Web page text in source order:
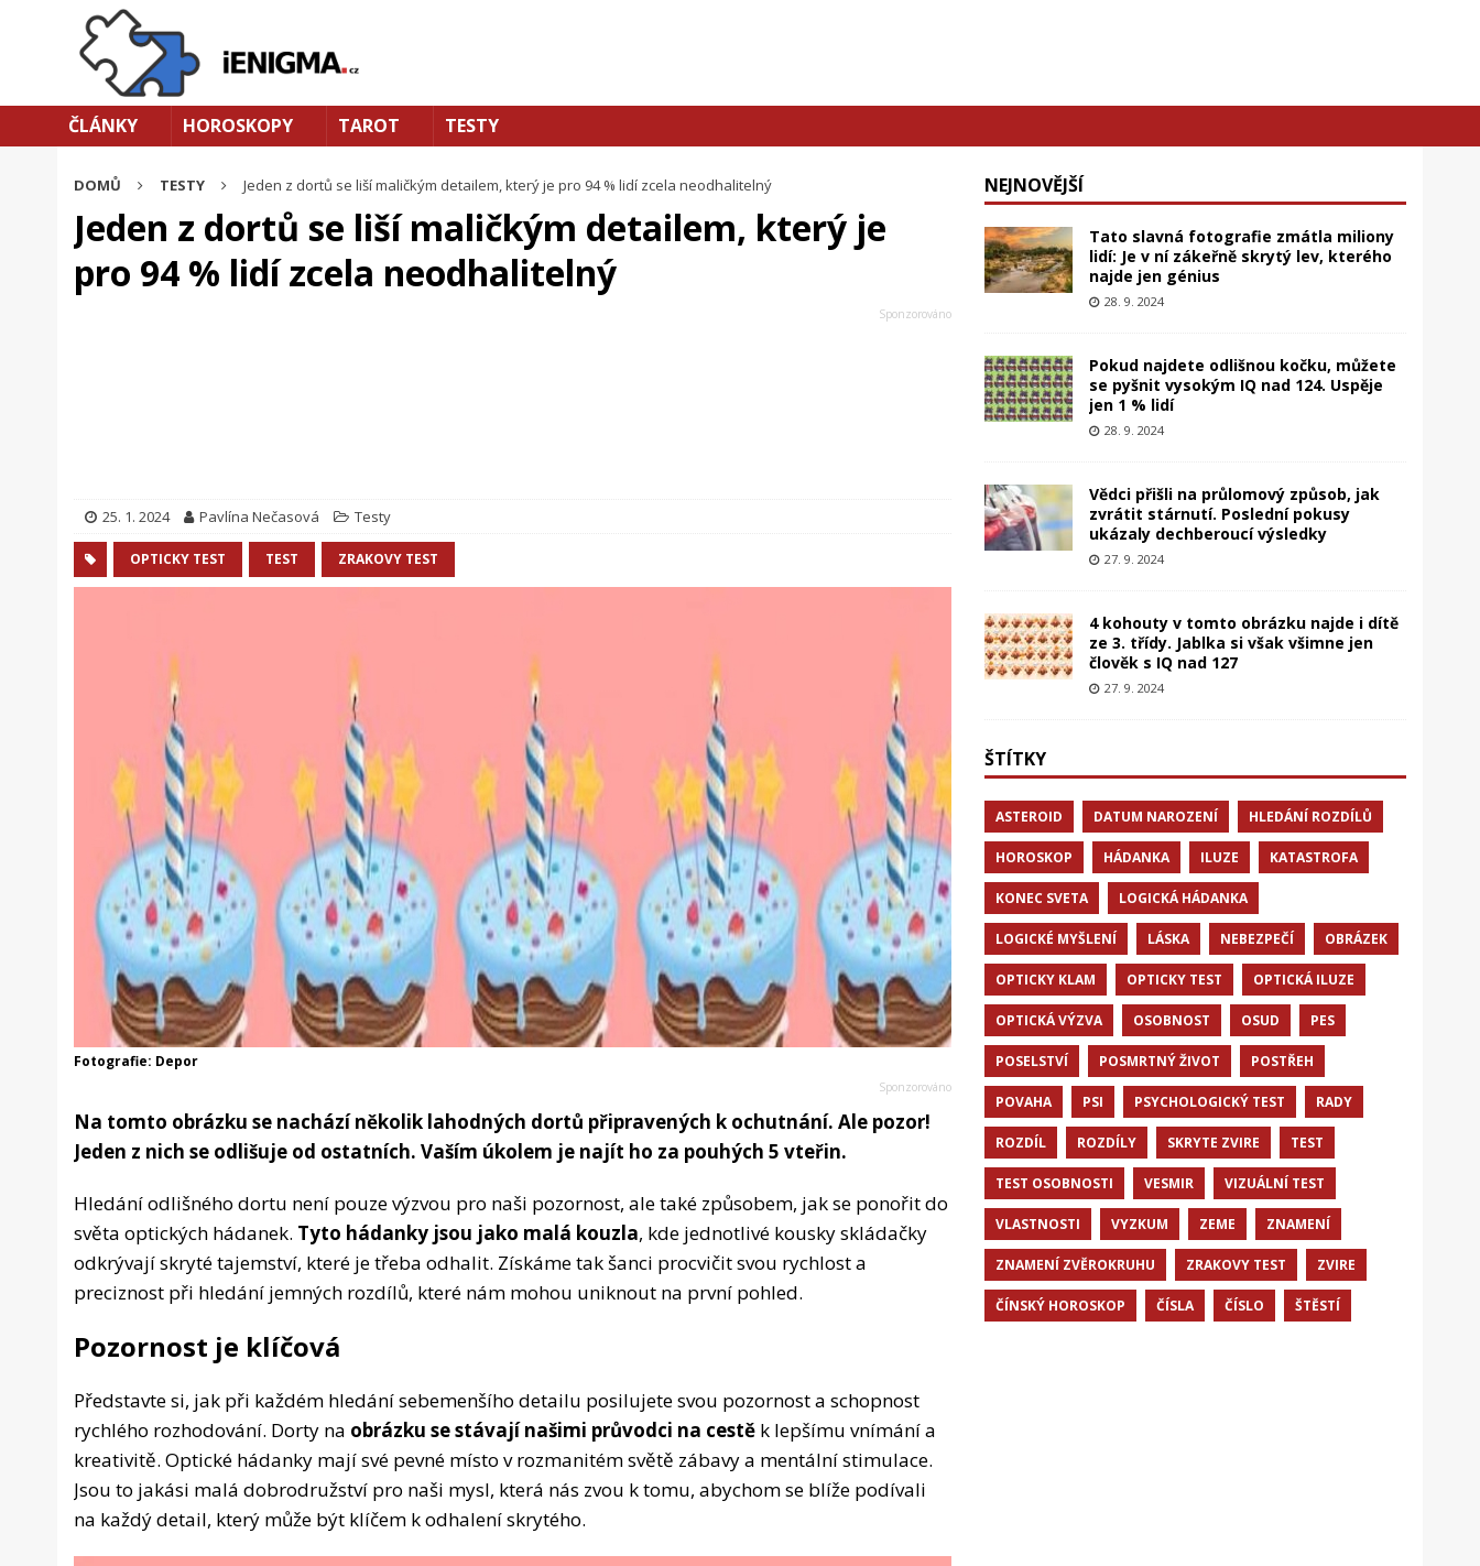
ČLÁNKY HOROSKOPY TAROT TESTY
DOMŮ TESTY Jeden z dortů se liší maličkým detailem, který je pro 94 % lidí zcela neodhalitelný
Jeden z dortů se liší maličkým detailem, který je
pro 94 % lidí zcela neodhalitelný
25. 1. 2024 Pavlína Nečasová Testy
OPTICKY TEST TEST ZRAKOVY TEST
Fotografie: Depor
Na tomto obrázku se nachází několik lahodných dortů připravených k ochutnání. Ale pozor!
Jeden z nich se odlišuje od ostatních. Vaším úkolem je najít ho za pouhých 5 vteřin.
Hledání odlišného dortu není pouze výzvou pro naši pozornost, ale také způsobem, jak se ponořit do
světa optických hádanek. Tyto hádanky jsou jako malá kouzla, kde jednotlivé kousky skládačky
odkrývají skryté tajemství, které je třeba odhalit. Získáme tak šanci procvičit svou rychlost a
preciznost při hledání jemných rozdílů, které nám mohou uniknout na první pohled.
Pozornost je klíčová
Představte si, jak při každém hledání sebemenšího detailu posilujete svou pozornost a schopnost
rychlého rozhodování. Dorty na obrázku se stávají našimi průvodci na cestě k lepšímu vnímání a
kreativitě. Optické hádanky mají své pevné místo v rozmanitém světě zábavy a mentální stimulace.
Jsou to jakási malá dobrodružství pro naši mysl, která nás zvou k tomu, abychom se blíže podívali
na každý detail, který může být klíčem k odhalení skrytého.
NEJNOVĚJŠÍ
Tato slavná fotografie zmátla miliony
lidí: Je v ní zákeřně skrytý lev, kterého
najde jen génius
28. 9. 2024
Pokud najdete odlišnou kočku, můžete
se pyšnit vysokým IQ nad 124. Uspěje
jen 1 % lidí
28. 9. 2024
Vědci přišli na průlomový způsob, jak
zvrátit stárnutí. Poslední pokusy
ukázaly dechberoucí výsledky
27. 9. 2024
4 kohouty v tomto obrázku najde i dítě
ze 3. třídy. Jablka si však všimne jen
člověk s IQ nad 127
27. 9. 2024
ŠTÍTKY
ASTEROID DATUM NAROZENÍ HLEDÁNÍ ROZDÍLŮ
HOROSKOP HÁDANKA ILUZE KATASTROFA
KONEC SVETA LOGICKÁ HÁDANKA
LOGICKÉ MYŠLENÍ LÁSKA NEBEZPEČÍ OBRÁZEK
OPTICKY KLAM OPTICKY TEST OPTICKÁ ILUZE
OPTICKÁ VÝZVA OSOBNOST OSUD PES
POSELSTVÍ POSMRTNÝ ŽIVOT POSTŘEH
POVAHA PSI PSYCHOLOGICKÝ TEST RADY
ROZDÍL ROZDÍLY SKRYTE ZVIRE TEST
TEST OSOBNOSTI VESMIR VIZUÁLNÍ TEST
VLASTNOSTI VYZKUM ZEME ZNAMENÍ
ZNAMENÍ ZVĚROKRUHU ZRAKOVY TEST ZVIRE
ČÍNSKÝ HOROSKOP ČÍSLA ČÍSLO ŠTĚSTÍ